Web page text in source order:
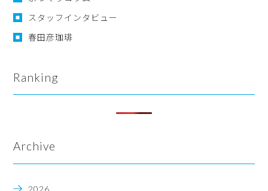
スタッフインタビュー
春田彦珈琲
Ranking
Archive
2026